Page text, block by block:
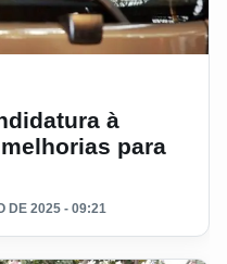
à
para
DE 2025 - 09:21